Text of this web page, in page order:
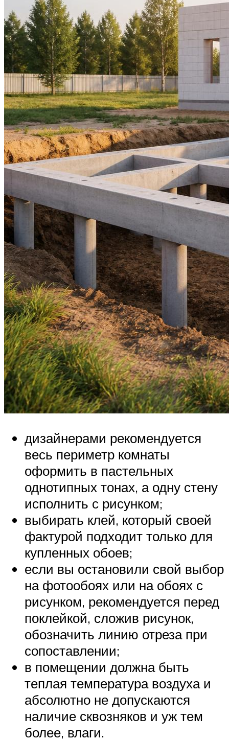
дизайнерами рекомендуется
весь периметр комнаты
оформить в пастельных
однотипных тонах, а одну стену
исполнить с рисунком;
выбирать клей, который своей
фактурой подходит только для
купленных обоев;
если вы остановили свой выбор
на фотообоях или на обоях с
рисунком, рекомендуется перед
поклейкой, сложив рисунок,
обозначить линию отреза при
сопоставлении;
в помещении должна быть
теплая температура воздуха и
абсолютно не допускаются
наличие сквозняков и уж тем
более, влаги.